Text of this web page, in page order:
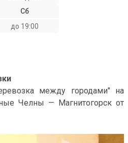
Сб
до 19:00
между городами" на
Челны — Магнитогорск от